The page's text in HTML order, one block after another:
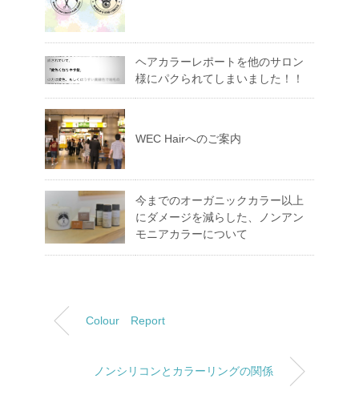
ヘアカラーレポートを他のサロン
様にパクられてしまいました！！
WEC Hairへのご案内
今までのオーガニックカラー以上
にダメージを減らした、ノンアン
モニアカラーについて
Colour Report
ノンシリコンとカラーリングの関係